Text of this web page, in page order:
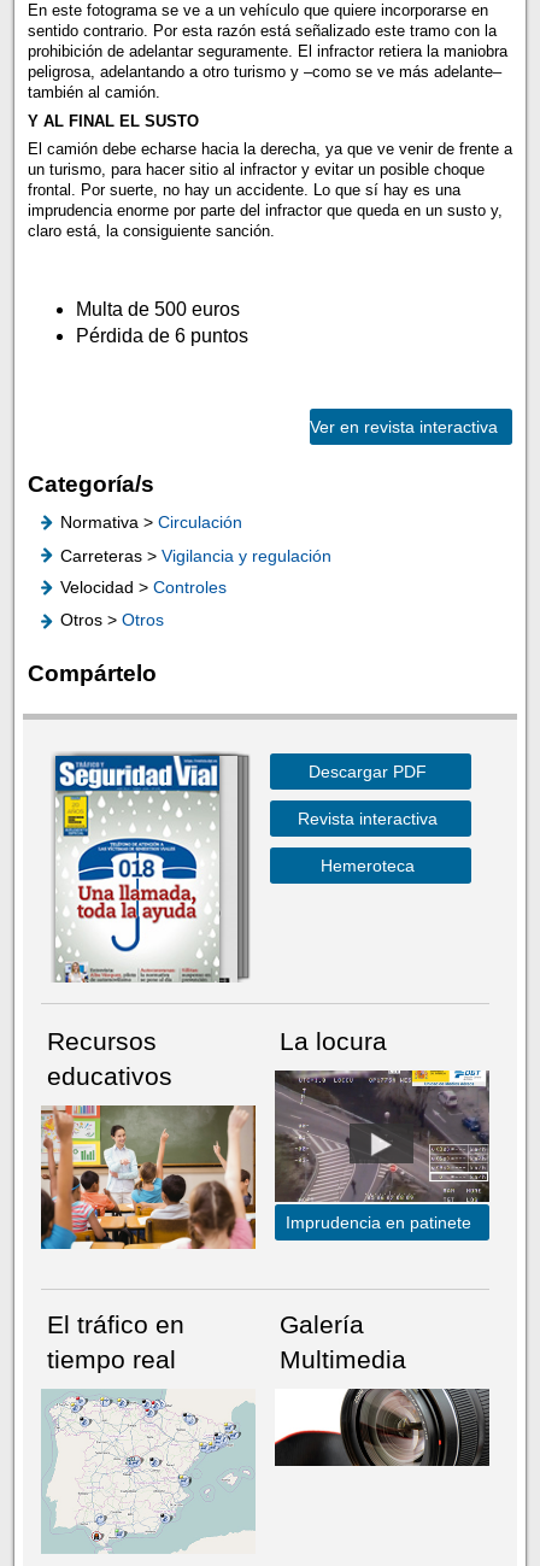
En este fotograma se ve a un vehículo que quiere incorporarse en
sentido contrario. Por esta razón está señalizado este tramo con la
prohibición de adelantar seguramente. El infractor retiera la maniobra
peligrosa, adelantando a otro turismo y –como se ve más adelante–
también al camión.
Y AL FINAL EL SUSTO
El camión debe echarse hacia la derecha, ya que ve venir de frente a
un turismo, para hacer sitio al infractor y evitar un posible choque
frontal. Por suerte, no hay un accidente. Lo que sí hay es una
imprudencia enorme por parte del infractor que queda en un susto y,
claro está, la consiguiente sanción.
Multa de 500 euros
Pérdida de 6 puntos
Ver en revista interactiva
Categoría/s
Normativa > Circulación
Carreteras > Vigilancia y regulación
Velocidad > Controles
Otros > Otros
Compártelo
NÚMERO ACTUALHEMEROTECA
Descargar PDF
Revista interactiva
Hemeroteca
Recursos
educativos
La locura
Imprudencia en patinete
El tráfico en
tiempo real
Galería
Multimedia